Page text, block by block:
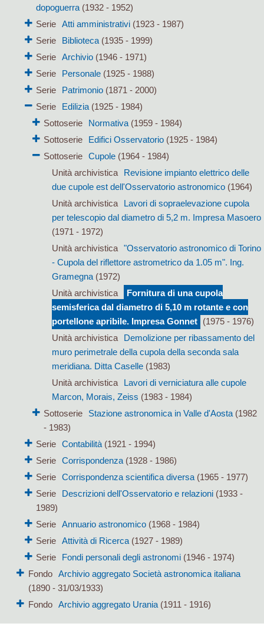
dopoguerra(1932 - 1952)
Serie Atti amministrativi(1923 - 1987)
Serie
Biblioteca(1935 - 1999)
Serie Archivio(1946 - 1971)
Serie
Personale(1925 - 1988)
Serie
Patrimonio(1871 - 2000)
Serie
Edilizia(1925 - 1984)
Sottoserie
Normativa (1959 - 1984)
Sottoserie
Edifici Osservatorio (1925 - 1984)
Sottoserie
Cupole (1964 - 1984)
Unità archivistica
Revisione impianto elettrico delle
due cupole est dell'Osservatorio astronomico(1964)
Unità archivistica
Lavori di sopraelevazione cupola
per telescopio dal diametro di 5,2 m. Impresa Masoero
(1971 - 1972)
Unità archivistica
"Osservatorio astronomico di Torino
- Cupola del riflettore astrometrico da 1.05 m". Ing.
Gramegna(1972)
Unità archivistica
Fornitura di una cupola
semisferica dal diametro di 5,10 m rotante e con
portellone apribile. Impresa Gonnet
(1975 - 1976)
Unità archivistica
Demolizione per ribassamento del
muro perimetrale della cupola della seconda sala
meridiana. Ditta Caselle(1983)
Unità archivistica
Lavori di verniciatura alle cupole
Marcon, Morais, Zeiss (1983 - 1984)
Sottoserie
Stazione astronomica in Valle d'Aosta (1982
- 1983)
Serie Contabilità(1921 - 1994)
Serie Corrispondenza(1928 - 1986)
Serie Corrispondenza scientifica diversa(1965 - 1977)
Serie
Descrizioni dell'Osservatorio e relazioni(1933 -
1989)
Serie Annuario astronomico(1968 - 1984)
Serie Attività di Ricerca(1927 - 1989)
Serie
Fondi personali degli astronomi(1946 - 1974)
Fondo
Archivio aggregato Società astronomica italiana
(1890 - 31/03/1933)
Fondo
Archivio aggregato Urania(1911 - 1916)